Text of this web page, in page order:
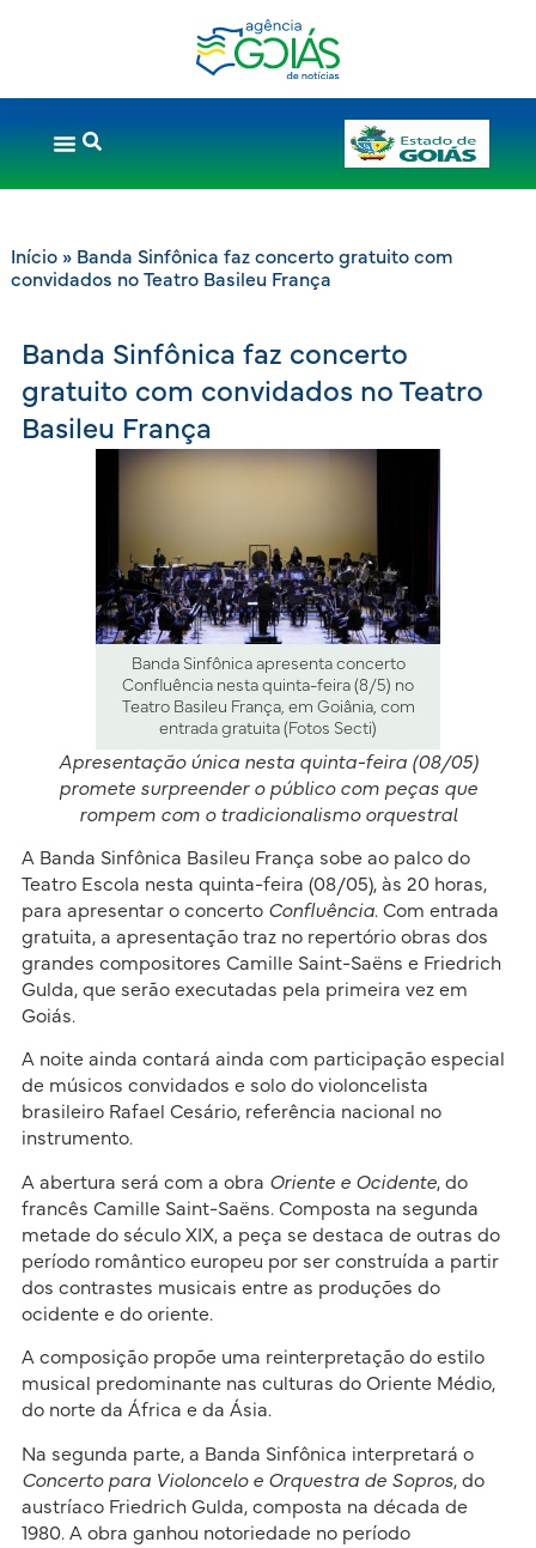
Início» Banda Sinfônica faz concerto gratuito com
convidados no Teatro Basileu França
Banda Sinfônica faz concerto
gratuito com convidados no Teatro
Basileu França
Banda Sinfônica apresenta concerto
Confluência nesta quinta-feira (8/5) no
Teatro Basileu França, em Goiânia, com
entrada gratuita (Fotos Secti)
Apresentação única nesta quinta-feira (08/05)
promete surpreender o público com peças que
rompem com o tradicionalismo orquestral
A Banda Sinfônica Basileu França sobe ao palco do
Teatro Escola nesta quinta-feira (08/05), às 20 horas,
para apresentar o concerto Confluência. Com entrada
gratuita, a apresentação traz no repertório obras dos
grandes compositores Camille Saint-Saëns e Friedrich
Gulda, que serão executadas pela primeira vez em
Goiás.
A noite ainda contará ainda com participação especial
de músicos convidados e solo do violoncelista
brasileiro Rafael Cesário, referência nacional no
instrumento.
A abertura será com a obra Oriente e Ocidente, do
francês Camille Saint-Saëns. Composta na segunda
metade do século XIX, a peça se destaca de outras do
período romântico europeu por ser construída a partir
dos contrastes musicais entre as produções do
ocidente e do oriente.
A composição propõe uma reinterpretação do estilo
musical predominante nas culturas do Oriente Médio,
do norte da África e da Ásia.
Na segunda parte, a Banda Sinfônica interpretará o
Concerto para Violoncelo e Orquestra de Sopros, do
austríaco Friedrich Gulda, composta na década de
1980. A obra ganhou notoriedade no período